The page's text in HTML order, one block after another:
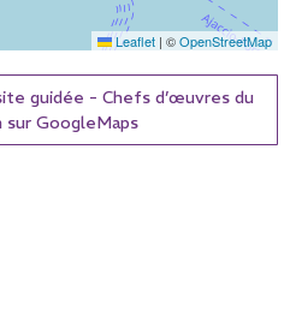
Leaflet | ©OpenStreetMap
guidée - Chefs d’œuvres du
sur GoogleMaps